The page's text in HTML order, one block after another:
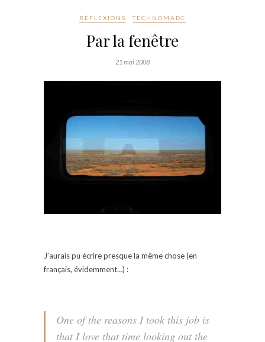
RÉFLEXIONS TECHNOMADE
Par la fenêtre
21 mai 2008
J’aurais pu écrire presque la même chose (en
français, évidemment…) :
One of the reasons I took this job is
that I love that time looking out the